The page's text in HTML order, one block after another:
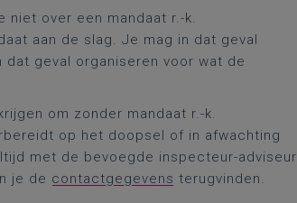
niet over een mandaat r.-k.
aan de slag. Je mag in dat geval
geval organiseren voor wat de
om zonder mandaat r.-k.
op het doopsel of in afwachting
met de bevoegde inspecteur-adviseur
je de contactgegevens terugvinden.